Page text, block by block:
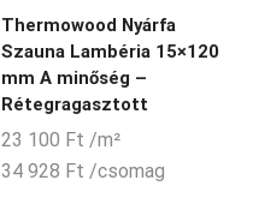
Thermowood Nyárfa
Szauna Lambéria 15×120
mm A minőség –
Rétegragasztott
23 100 Ft /m²
34 928 Ft /csomag